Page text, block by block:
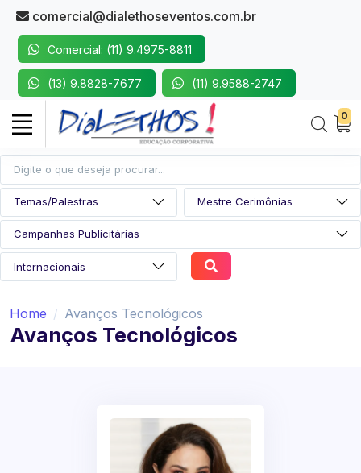
comercial@dialethoseventos.com.br
Comercial: (11) 9.4975-8811
(13) 9.8828-7677 (11) 9.9588-2747
0
Home Avanços Tecnológicos
Avanços Tecnológicos